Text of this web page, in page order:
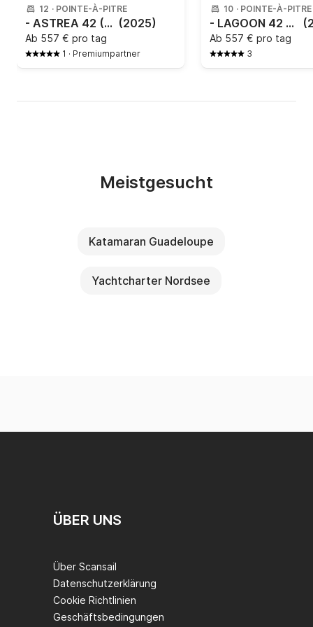
12 · POINTE-À-PITRE
- ASTREA 42 (4 CAB + 2 / 4 SDB) (2025)
Ab 557 € pro tag
1 · Premiumpartner
10 · POINTE-À-PITRE
- LAGOON 42 2025
Ab 557 € pro tag
3
Meistgesucht
Katamaran Guadeloupe
Yachtcharter Nordsee
ÜBER UNS
Über Scansail
Datenschutzerklärung
Cookie Richtlinien
Geschäftsbedingungen